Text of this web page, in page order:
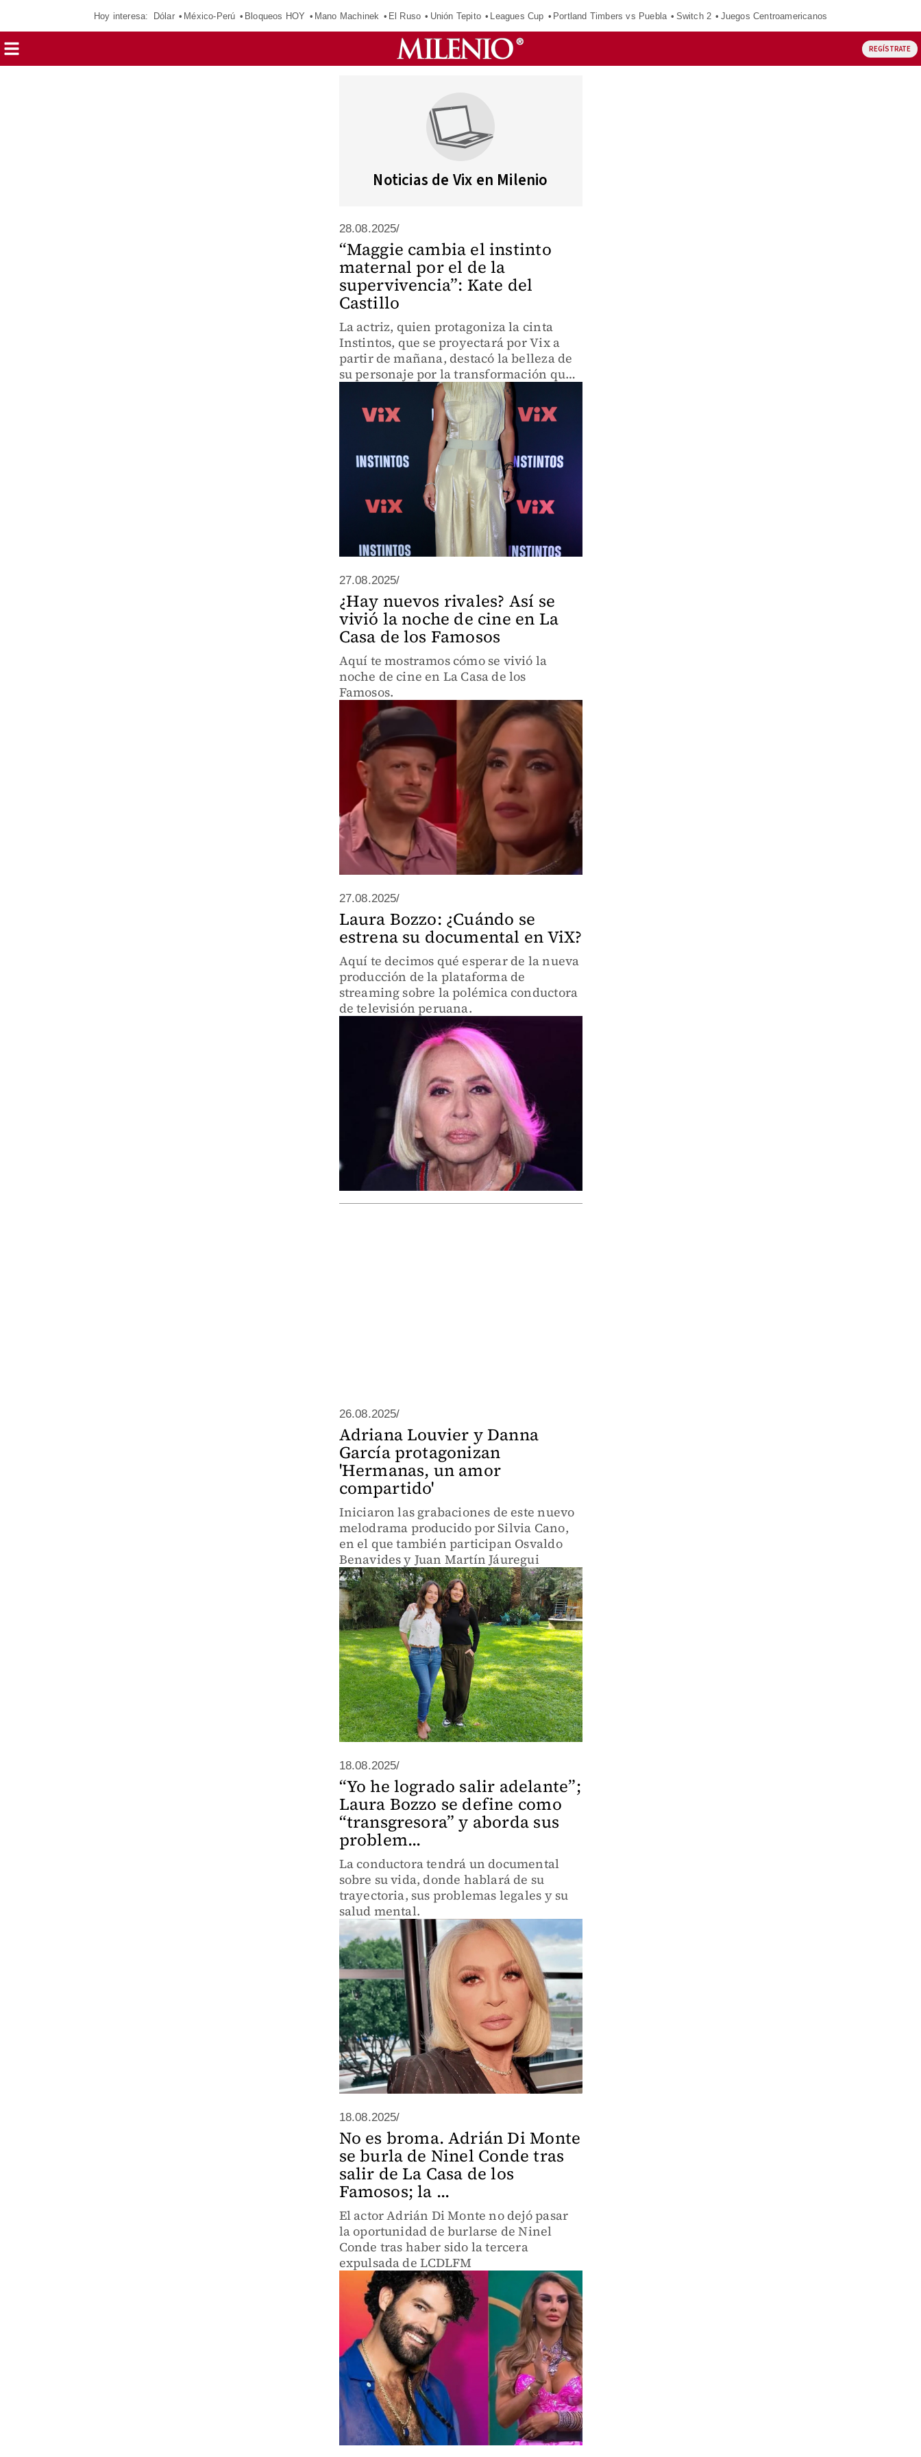
Hoy interesa: Dólar México-Perú Bloqueos HOY Mano Machinek El Ruso Unión Tepito Leagues Cup Portland Timbers vs Puebla Switch 2 Juegos Centroamericanos
REGÍSTRATE
Noticias de Vix en Milenio
28.08.2025/
“Maggie cambia el instinto
maternal por el de la
supervivencia”: Kate del
Castillo
La actriz, quien protagoniza la cinta
Instintos, que se proyectará por Vix a
partir de mañana, destacó la belleza de
su personaje por la transformación que
27.08.2025/
¿Hay nuevos rivales? Así se
vivió la noche de cine en La
Casa de los Famosos
Aquí te mostramos cómo se vivió la
noche de cine en La Casa de los
Famosos.
27.08.2025/
Laura Bozzo: ¿Cuándo se
estrena su documental en ViX?
Aquí te decimos qué esperar de la nueva
producción de la plataforma de
streaming sobre la polémica conductora
de televisión peruana.
26.08.2025/
Adriana Louvier y Danna
García protagonizan
'Hermanas, un amor
compartido'
Iniciaron las grabaciones de este nuevo
melodrama producido por Silvia Cano,
en el que también participan Osvaldo
Benavides y Juan Martín Jáuregui
18.08.2025/
“Yo he logrado salir adelante”;
Laura Bozzo se define como
“transgresora” y aborda sus
problem...
La conductora tendrá un documental
sobre su vida, donde hablará de su
trayectoria, sus problemas legales y su
salud mental.
18.08.2025/
No es broma. Adrián Di Monte
se burla de Ninel Conde tras
salir de La Casa de los
Famosos; la ...
El actor Adrián Di Monte no dejó pasar
la oportunidad de burlarse de Ninel
Conde tras haber sido la tercera
expulsada de LCDLFM